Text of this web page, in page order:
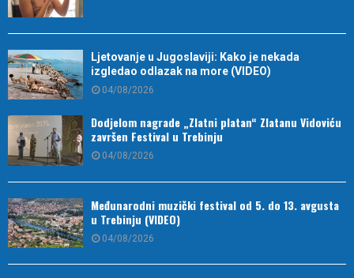
Ljetovanje u Jugoslaviji: Kako je nekada
izgledao odlazak na more (VIDEO)
04/08/2026
Dodjelom nagrade „Zlatni platan“ Zlatanu Vidoviću
završen Festival u Trebinju
04/08/2026
Međunarodni muzički festival od 5. do 13. avgusta
u Trebinju (VIDEO)
04/08/2026